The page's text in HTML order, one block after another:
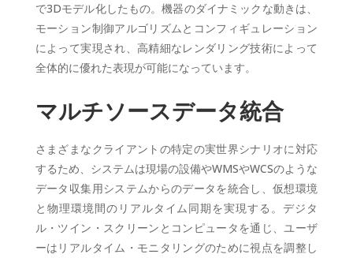
で3Dモデル化したもの。機器のダイナミックな動きは、
モーション制御アルゴリズムとコンフィギュレーション
によって実現され、高精細なレンダリング技術によって
全体的に優れた表現が可能になっています。
マルチソースデータ統合
さまざまなクライアントの特定の実世界シナリオに対応
するため、システムは現場の設備やWMSやWCSのような
データ収集用システムからのデータを統合し、仮想環境
と物理環境間のリアルタイム同期を実現する。デジタ
ル・ツイン・スクリーンとコンピュータを通じ、ユーザ
ーはリアルタイム・モニタリングのために視点を調整し